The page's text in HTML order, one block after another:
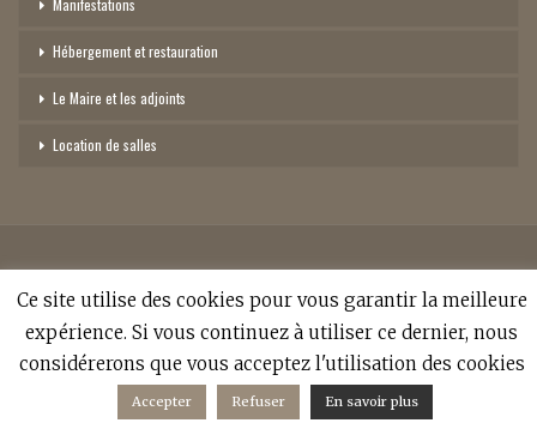
Hébergement et restauration
Le Maire et les adjoints
Location de salles
de confidentialité-
Réalisation:Anne Vonthron
Ce site utilise des cookies pour vous garantir la meilleure
expérience. Si vous continuez à utiliser ce dernier, nous
considérerons que vous acceptez l'utilisation des cookies
Accepter Refuser En savoir plus